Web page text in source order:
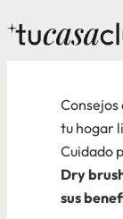
tu hogar
Cuidado
Dry
sus